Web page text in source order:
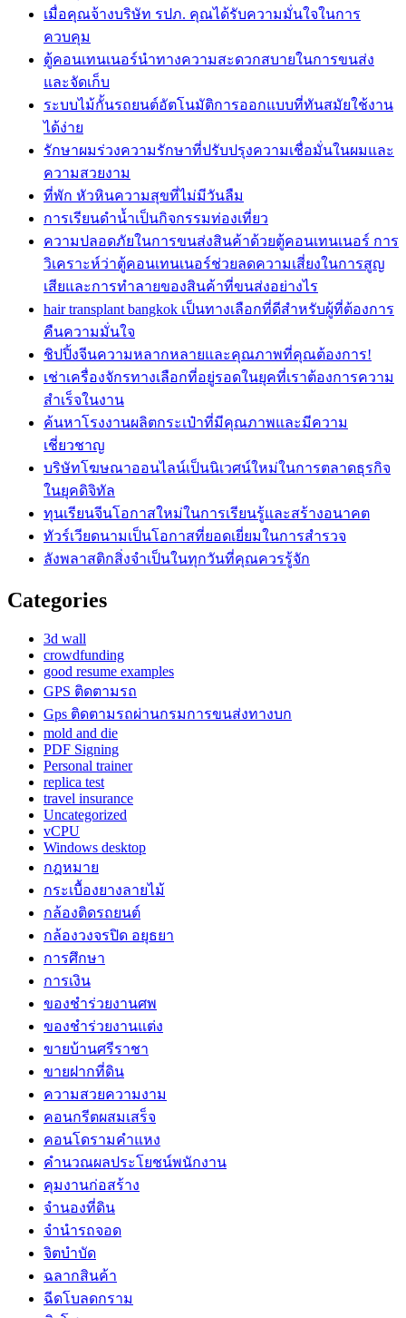
เมื่อคุณจ้างบริษัท รปภ. คุณได้รับความมั่นใจในการ
ควบคุม
ตู้คอนเทนเนอร์นำทางความสะดวกสบายในการขนส่ง
และจัดเก็บ
ระบบไม้กั้นรถยนต์อัตโนมัติการออกแบบที่ทันสมัยใช้งาน
ได้ง่าย
รักษาผมร่วงความรักษาที่ปรับปรุงความเชื่อมั่นในผมและ
ความสวยงาม
ที่พัก หัวหินความสุขที่ไม่มีวันลืม
การเรียนดำน้ำเป็นกิจกรรมท่องเที่ยว
ความปลอดภัยในการขนส่งสินค้าด้วยตู้คอนเทนเนอร์ การ
วิเคราะห์ว่าตู้คอนเทนเนอร์ช่วยลดความเสี่ยงในการสูญ
เสียและการทำลายของสินค้าที่ขนส่งอย่างไร
hair transplant bangkok เป็นทางเลือกที่ดีสำหรับผู้ที่ต้องการ
คืนความมั่นใจ
ชิปปิ้งจีนความหลากหลายและคุณภาพที่คุณต้องการ!
เช่าเครื่องจักรทางเลือกที่อยู่รอดในยุคที่เราต้องการความ
สำเร็จในงาน
ค้นหาโรงงานผลิตกระเป๋าที่มีคุณภาพและมีความ
เชี่ยวชาญ
บริษัทโฆษณาออนไลน์เป็นนิเวศน์ใหม่ในการตลาดธุรกิจ
ในยุคดิจิทัล
ทุนเรียนจีนโอกาสใหม่ในการเรียนรู้และสร้างอนาคต
ทัวร์เวียดนามเป็นโอกาสที่ยอดเยี่ยมในการสำรวจ
ลังพลาสติกสิ่งจำเป็นในทุกวันที่คุณควรรู้จัก
Categories
3d wall
crowdfunding
good resume examples
GPS ติดตามรถ
Gps ติดตามรถผ่านกรมการขนส่งทางบก
mold and die
PDF Signing
Personal trainer
replica test
travel insurance
Uncategorized
vCPU
Windows desktop
กฎหมาย
กระเบื้องยางลายไม้
กล้องติดรถยนต์
กล้องวงจรปิด อยุธยา
การศึกษา
การเงิน
ของชำร่วยงานศพ
ของชำร่วยงานแต่ง
ขายบ้านศรีราชา
ขายฝากที่ดิน
ความสวยความงาม
คอนกรีตผสมเสร็จ
คอนโดรามคำแหง
คำนวณผลประโยชน์พนักงาน
คุมงานก่อสร้าง
จำนองที่ดิน
จำนำรถจอด
จิตบำบัด
ฉลากสินค้า
ฉีดโบลดกราม